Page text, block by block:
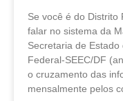
Se você é do Distrito
falar no sistema da
Secretaria de
Federal-SEEC/DF
o cruzamento das
mensalmente pelos